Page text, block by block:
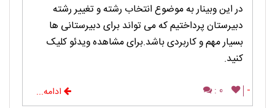
در این وبینار به موضوع انتخاب رشته و تغییر رشته
دبیرستان پرداختیم که می تواند برای دبیرستانی ها
بسیار مهم و کاربردی باشد.برای مشاهده ویدئو کلیک
کنید.
-
0 : ادامه...